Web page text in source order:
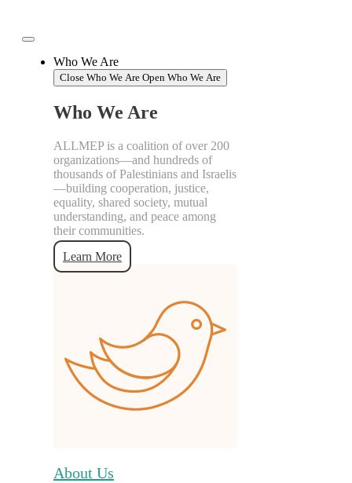
content
Who We Are
Close Who We Are Open Who We Are
Who We Are
ALLMEP is a coalition of over 200
organizations—and hundreds of
thousands of Palestinians and Israelis
—building cooperation, justice,
equality, shared society, mutual
understanding, and peace among
their communities.
Learn More
About Us